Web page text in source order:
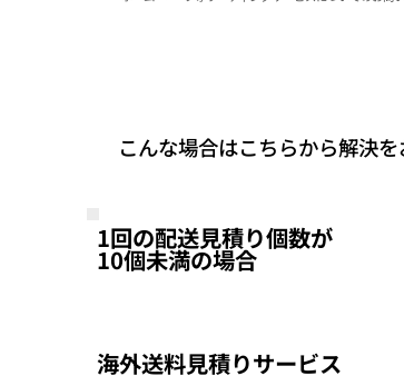
こんな場合はこちらから解決を
1回の配送見積り個数が
10個未満の場合
海外送料見積りサービス